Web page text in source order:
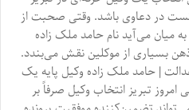
در دعاوی باشد. وقتی صحبت از
می‌آید نام حامد ملک زاده
ذهن بسیاری از موکلین نقش می‌بندد.
| حامد ملک زاده وکیل پایه یک
تبریز انتخاب وکیل صرفاً بر